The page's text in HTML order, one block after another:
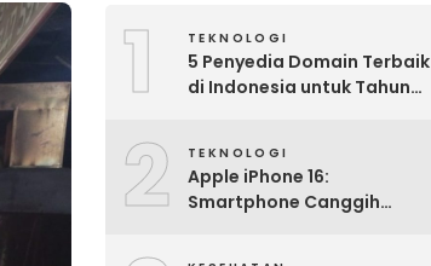
1 TEKNOLOGI
5 Penyedia Domain Terbaik
di Indonesia untuk Tahun
2 TEKNOLOGI
Apple iPhone 16:
Smartphone Canggih